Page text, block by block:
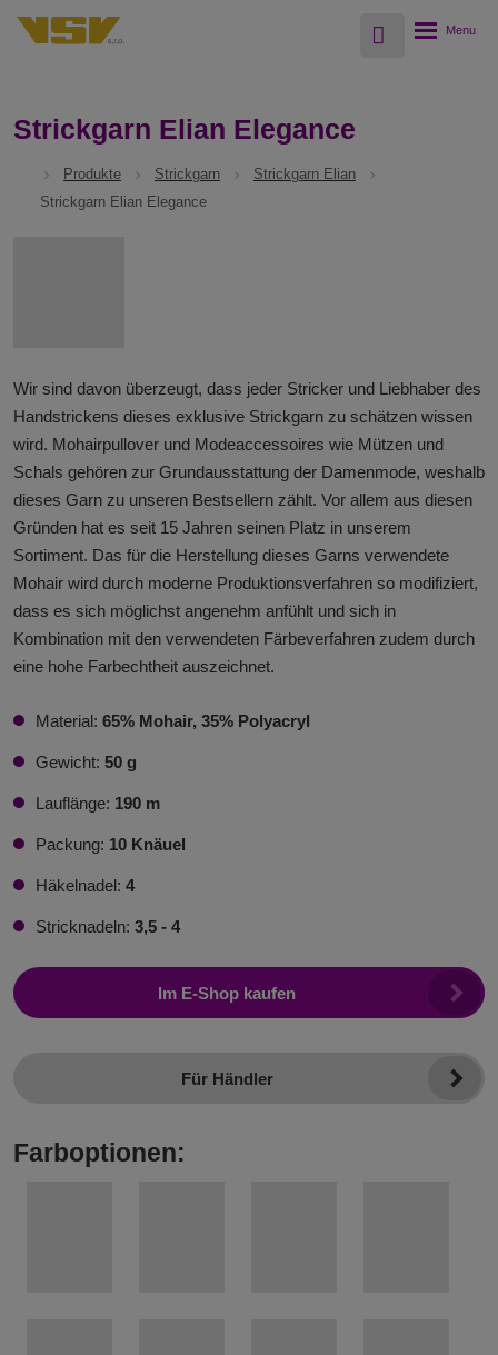
Vyhledávání
Rozbalení
Strickgarn Elian Elegance
Produkte Strickgarn
Strickgarn Elian
Strickgarn Elian Elegance
Wir sind davon überzeugt, dass jeder Stricker und Liebhaber des
Handstrickens dieses exklusive Strickgarn zu schätzen wissen
wird. Mohairpullover und Modeaccessoires wie Mützen und
Schals gehören zur Grundausstattung der Damenmode, weshalb
dieses Garn zu unseren Bestsellern zählt. Vor allem aus diesen
Gründen hat es seit 15 Jahren seinen Platz in unserem
Sortiment. Das für die Herstellung dieses Garns verwendete
Mohair wird durch moderne Produktionsverfahren so modifiziert,
dass es sich möglichst angenehm anfühlt und sich in
Kombination mit den verwendeten Färbeverfahren zudem durch
eine hohe Farbechtheit auszeichnet.
Material: 65% Mohair, 35% Polyacryl
Gewicht: 50 g
Lauflänge: 190 m
Packung: 10 Knäuel
Häkelnadel: 4
Stricknadeln: 3,5 - 4
Im E-Shop kaufen
Für Händler
Farboptionen: